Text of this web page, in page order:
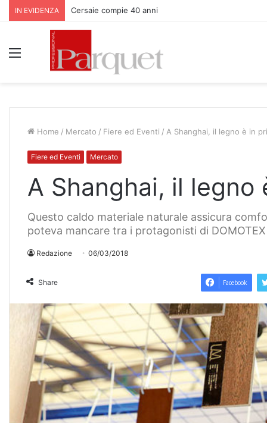
IN EVIDENZA Cersaie compie 40 anni
Home / Mercato / Fiere ed Eventi / A Shanghai, il legno è in
Fiere ed Eventi Mercato
A Shanghai, il legno
Questo caldo materiale naturale assicura
poteva mancare tra i protagonisti di DOMOTEX
Redazione 06/03/2018
Share Facebook